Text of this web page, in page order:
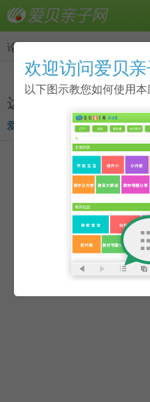
论坛
《牛津阅读树 Oxford
达人点读版团购
爱贝宝宝 发表于2015-06-24
欢迎访问爱贝亲
以下图示教您如何使用本